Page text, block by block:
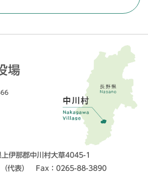
場
伊那郡中川村大草4045-1
代表） Fax：0265-88-3890